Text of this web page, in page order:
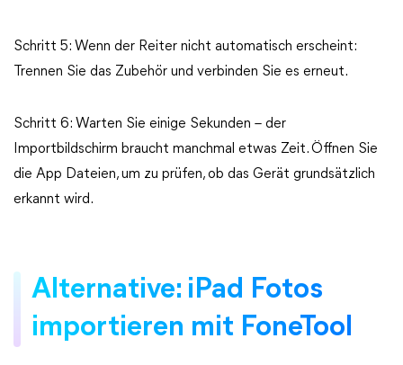
Schritt 5: Wenn der Reiter nicht automatisch erscheint:
Trennen Sie das Zubehör und verbinden Sie es erneut.
Schritt 6: Warten Sie einige Sekunden – der
Importbildschirm braucht manchmal etwas Zeit. Öffnen Sie
die App Dateien, um zu prüfen, ob das Gerät grundsätzlich
erkannt wird.
Alternative: iPad Fotos
importieren mit FoneTool